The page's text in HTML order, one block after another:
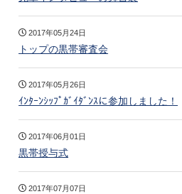
2017年05月24日
トップの黒帯審査会
2017年05月26日
ｲﾝﾀｰﾝｼｯﾌﾟｶﾞｲﾀﾞﾝｽに参加しました！
2017年06月01日
黒帯授与式
2017年07月07日